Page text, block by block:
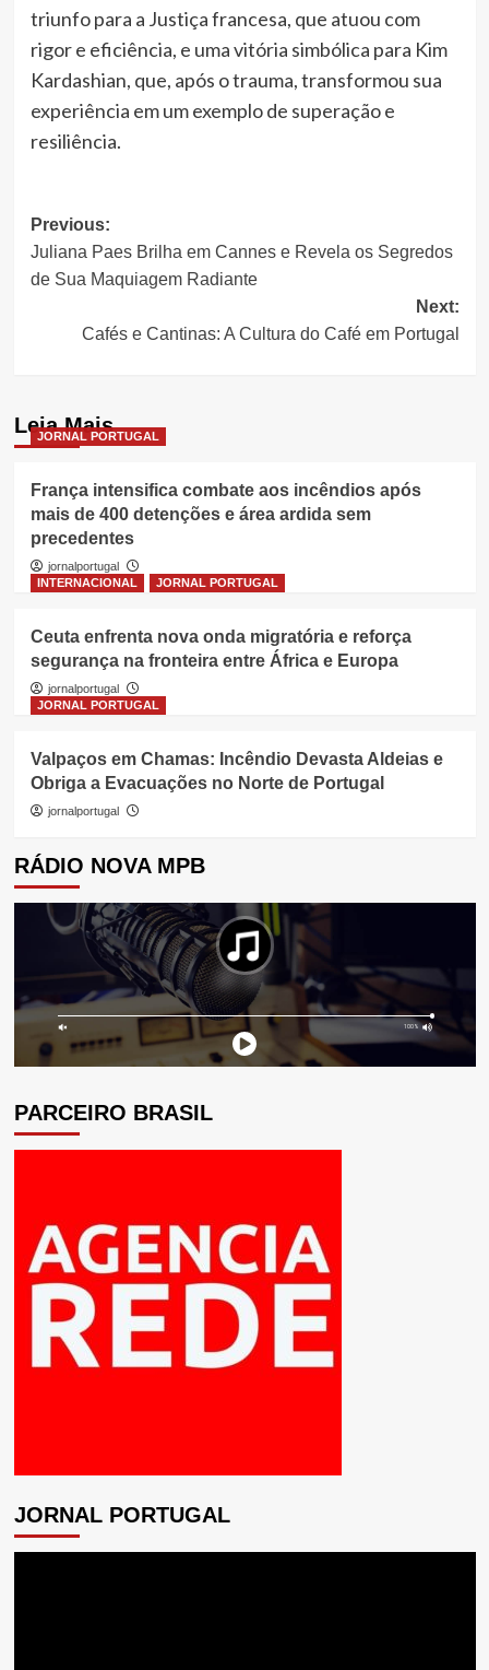
triunfo para a Justiça francesa, que atuou com
rigor e eficiência, e uma vitória simbólica para Kim
Kardashian, que, após o trauma, transformou sua
experiência em um exemplo de superação e
resiliência.
Post
navigation
Previous:
Juliana Paes Brilha em Cannes e Revela os Segredos
de Sua Maquiagem Radiante
Next:
Cafés e Cantinas: A Cultura do Café em Portugal
Leia Mais
JORNAL PORTUGAL
França intensifica combate aos incêndios após
mais de 400 detenções e área ardida sem
precedentes
jornalportugal
INTERNACIONAL
JORNAL PORTUGAL
Ceuta enfrenta nova onda migratória e reforça
segurança na fronteira entre África e Europa
jornalportugal
JORNAL PORTUGAL
Valpaços em Chamas: Incêndio Devasta Aldeias e
Obriga a Evacuações no Norte de Portugal
jornalportugal
RÁDIO NOVA MPB
PARCEIRO BRASIL
JORNAL PORTUGAL